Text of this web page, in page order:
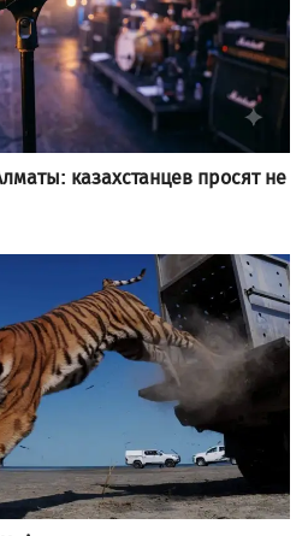
казахстанцев просят не